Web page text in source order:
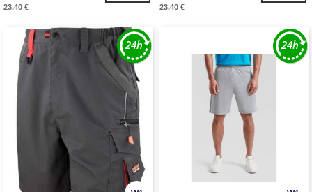
23,40 € 23,40 €